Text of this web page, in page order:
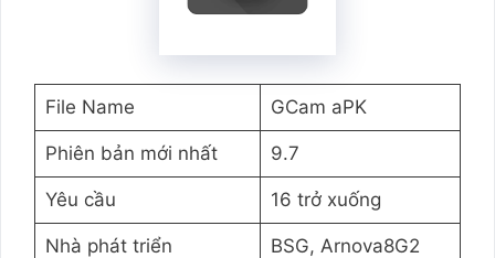
File Name GCam aPK
Phiên bản mới nhất 9.7
Yêu cầu 16 trở xuống
Nhà phát triển BSG, Arnova8G2